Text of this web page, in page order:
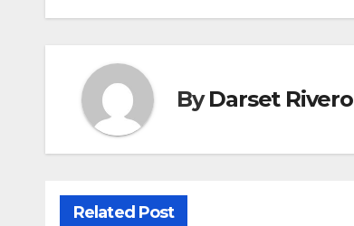
ByDarset Rivero
Related Post